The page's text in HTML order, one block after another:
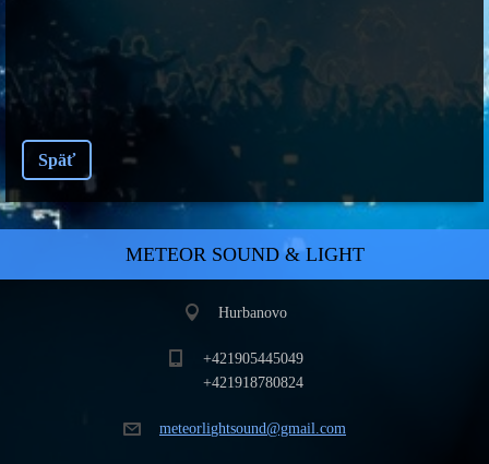
Späť
METEOR SOUND & LIGHT
Hurbanovo
+421905445049
+421918780824
meteorlightsound@gmail.com